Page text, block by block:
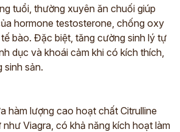
tuổi, thường xuyên ăn chuối giúp
hormone testosterone, chống oxy
bào. Đặc biệt, tăng cường sinh lý tự
dục và khoái cảm khi có kích thích,
sinh sản.
hàm lượng cao hoạt chất Citrulline
Viagra, có khả năng kích hoạt làm